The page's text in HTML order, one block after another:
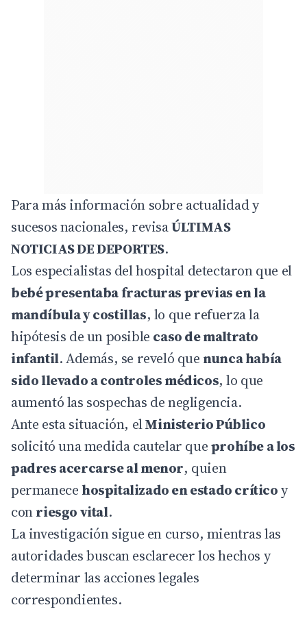
Para más información sobre actualidad y
sucesos nacionales, revisaÚLTIMAS
NOTICIAS DE DEPORTES.
Los especialistas del hospital detectaron que el
bebé presentaba fracturas previas en la
mandíbula y costillas, lo que refuerza la
hipótesis de un posible caso de maltrato
infantil. Además, se reveló que nunca había
sido llevado a controles médicos, lo que
aumentó las sospechas de negligencia.
Ante esta situación, elMinisterio Público
solicitó una medida cautelar queprohíbe a los
padres acercarse al menor, quien
permanecehospitalizado en estado críticoy
conriesgo vital.
La investigación sigue en curso, mientras las
autoridades buscan esclarecer los hechos y
determinar las acciones legales
correspondientes.